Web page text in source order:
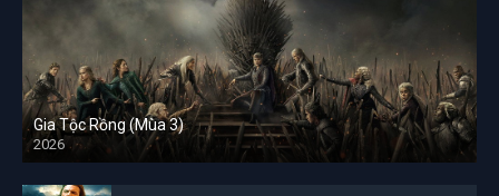
Gia Tộc Rồng (Mùa 3)
2026